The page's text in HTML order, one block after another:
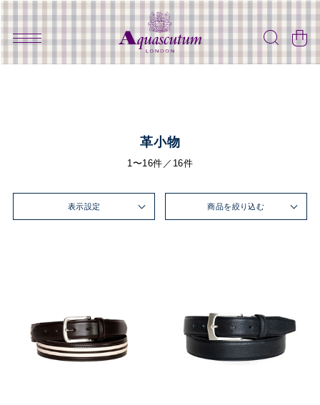
革小物
1〜16件／16件
表示設定 商品を絞り込む